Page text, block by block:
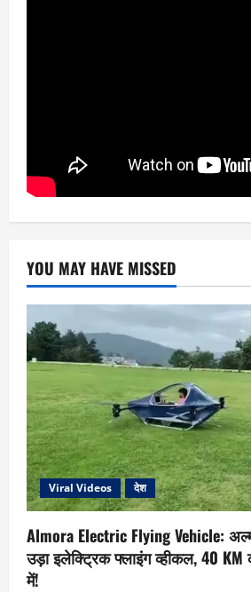
YOU MAY HAVE MISSED
Viral Videos देश
Almora Electric Flying Vehicle:
उड़ा इलेक्ट्रिक फ्लाइंग व्हीकल, 40
में!